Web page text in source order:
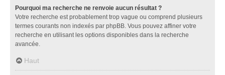
Pourquoi ma recherche ne renvoie aucun résultat ?
Votre recherche est probablement trop vague ou comprend plusieurs
termes courants non indexés par phpBB. Vous pouvez affiner votre
recherche en utilisant les options disponibles dans la recherche
avancée.
Haut